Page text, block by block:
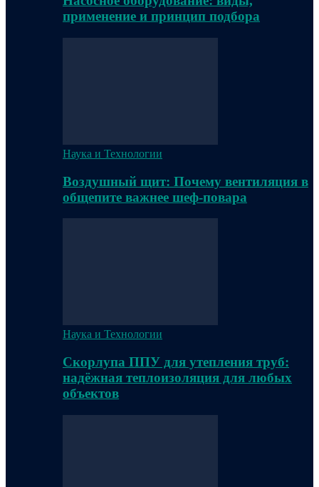
применение и принцип подбора
Наука и Технологии
Воздушный щит: Почему вентиляция в
общепите важнее шеф-повара
Наука и Технологии
Скорлупа ППУ для утепления труб:
надёжная теплоизоляция для любых
объектов